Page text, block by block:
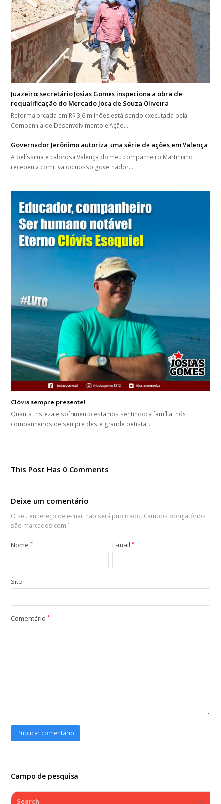
Juazeiro: secretário Josias Gomes inspeciona a obra de
requalificação do Mercado Joca de Souza Oliveira
Reforma orçada em R$ 3,6 milhões está sendo executada pela
Companhia de Desenvolvimento e Ação…
Governador Jerônimo autoriza uma série de ações em Valença
A belíssima e calorosa Valença do meu companheiro Martiniano
recebeu a comitiva do nosso governador…
Clóvis sempre presente!
Quanta tristeza e sofrimento estamos sentindo: a família, nós
companheiros de sempre deste grande petista,…
This Post Has 0 Comments
Deixe um comentário
O seu endereço de e-mail não será publicado. Campos obrigatórios
são marcados com*
Nome* E-mail*
Site
Comentário*
Campo de pesquisa
Search